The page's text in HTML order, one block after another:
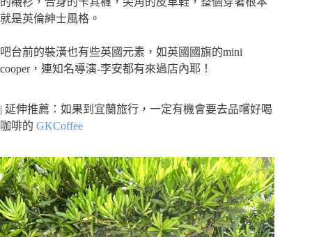
就是英倫紳士風格。
吧台前的裝潢也有些英國元素，如英國國旗的mini
cooper，連知名導演-李安都有來過店內耶！
| 延伸推薦：如果到宜蘭旅行，一定有機會要去品嚐好喝
咖啡的 GKCoffee